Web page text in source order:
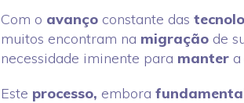
Com o avanço constante das
muitos encontram na migração de
necessidade iminente para manter a
Este processo, embora